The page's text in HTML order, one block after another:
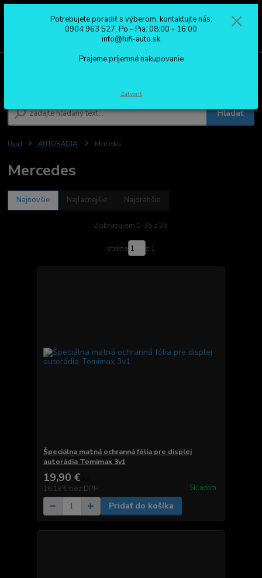
Hľadať
0904 963 527
Po - Pia: 08:00 - 16:00
Úvod AUTORÁDIA Mercedes
Mercedes
Najnovšie Najlacnejšie Najdrahšie
Zobrazujem 1-35 z 35
strana z 1
Špeciálna matná ochranná fólia pre displej
autorádia Tomimax 3v1
19,90 €
16,18 € bez DPH Skladom
Pridať do košíka
Potrebujete poradiť s výberom, kontaktujte nás:
0904 963 527, Po - Pia: 08:00 - 16:00
info@hifi-auto.sk
Prajeme príjemné nakupovanie
Zatvoriť